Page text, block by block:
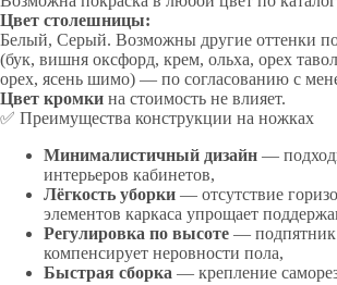
Цвет столешницы:
Белый, Серый. Возможны другие оттенки
(бук, вишня оксфорд, крем, ольха, орех
орех, ясень шимо) — по согласованию с
Цвет кромки на стоимость не влияет.
✅ Преимущества конструкции на ножках
Минималистичный дизайн —
интерьеров кабинетов,
Лёгкость уборки — отсутствие
элементов каркаса упрощает
Регулировка по высоте —
компенсирует неровности пола,
Быстрая сборка — крепление